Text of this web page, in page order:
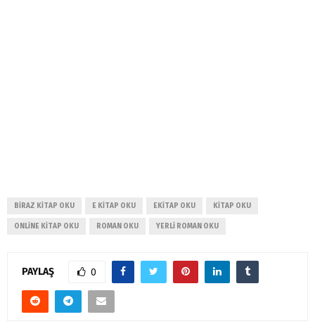
BIRAZ KITAP OKU E KITAP OKU EKITAP OKU KITAP OKU
ONLINE KITAP OKU ROMAN OKU YERLI ROMAN OKU
PAYLAŞ 0